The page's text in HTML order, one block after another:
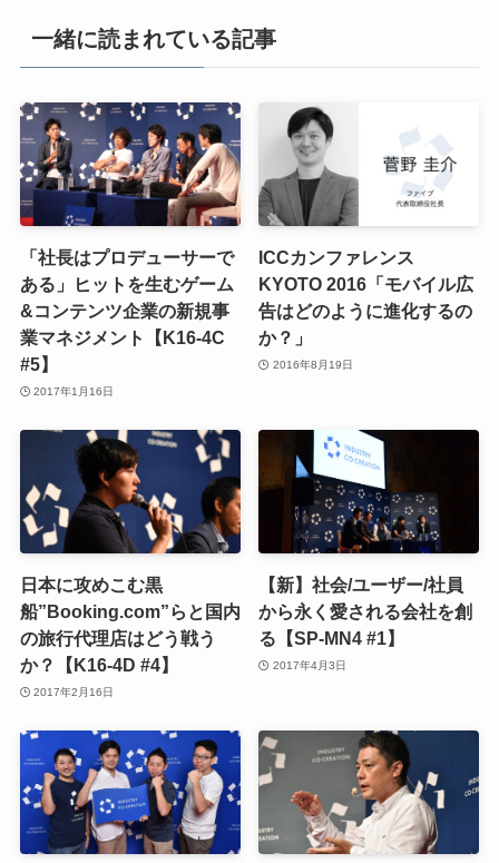
一緒に読まれている記事
「社長はプロデューサーで
ある」ヒットを生むゲーム
&コンテンツ企業の新規事
業マネジメント【K16-4C
#5】
2017年1月16日
ICCカンファレンス
KYOTO 2016「モバイル広
告はどのように進化するの
か？」
2016年8月19日
日本に攻めこむ黒
船”Booking.com”らと国内
の旅行代理店はどう戦う
か？【K16-4D #4】
2017年2月16日
【新】社会/ユーザー/社員
から永く愛される会社を創
る【SP-MN4 #1】
2017年4月3日